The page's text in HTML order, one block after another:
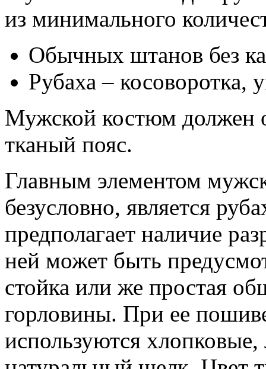
из минимального
Обычных штанов без
Рубаха –
Мужской костюм должен
тканый пояс.
Главным элементом
безусловно, является
предполагает наличие
ней может быть
стойка или же простая
горловины. При ее
используются